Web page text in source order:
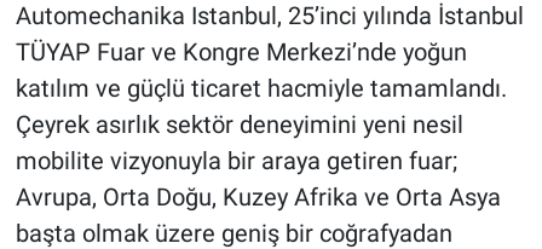
Automechanika Istanbul, 25’inci yılında İstanbul
TÜYAP Fuar ve Kongre Merkezi’nde yoğun
katılım ve güçlü ticaret hacmiyle tamamlandı.
Çeyrek asırlık sektör deneyimini yeni nesil
mobilite vizyonuyla bir araya getiren fuar;
Avrupa, Orta Doğu, Kuzey Afrika ve Orta Asya
başta olmak üzere geniş bir coğrafyadan